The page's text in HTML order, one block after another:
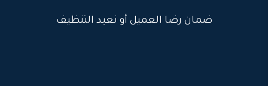
ضمان رضا العميل أو نعيد التنظيف